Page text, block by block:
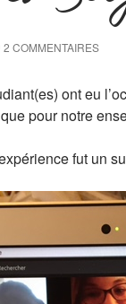
2 COMMENTAIRES
ont eu
pour notre
fut un